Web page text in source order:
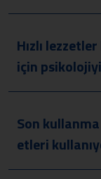
Hızlı
için
Son
etleri